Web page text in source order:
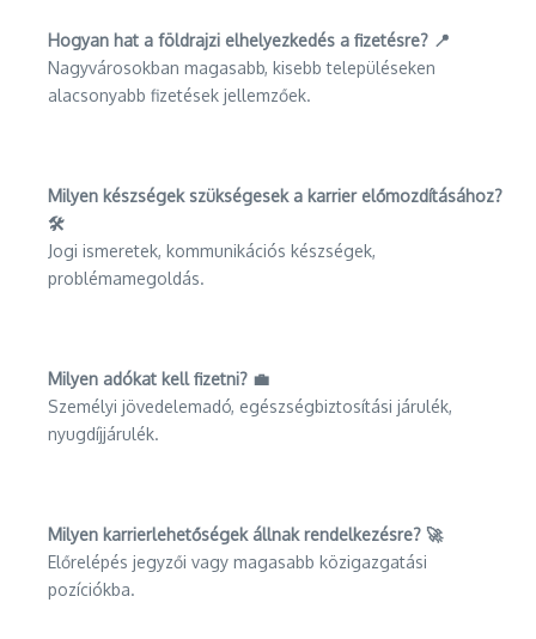
Hogyan hat a földrajzi elhelyezkedés a fizetésre? 📍
Nagyvárosokban magasabb, kisebb településeken
alacsonyabb fizetések jellemzőek.
Milyen készségek szükségesek a karrier előmozdításához?
🛠️
Jogi ismeretek, kommunikációs készségek,
problémamegoldás.
Milyen adókat kell fizetni? 💼
Személyi jövedelemadó, egészségbiztosítási járulék,
nyugdíjjárulék.
Milyen karrierlehetőségek állnak rendelkezésre? 🚀
Előrelépés jegyzői vagy magasabb közigazgatási
pozíciókba.